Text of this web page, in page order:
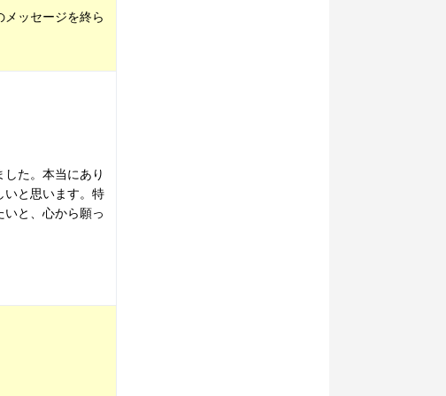
ッセージを終ら
た。本当にあり
いと思います。特
と、心から願っ